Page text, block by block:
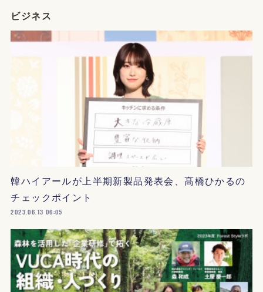
ビジネス
韓ハイアールが上半期新製品発表会、髙橋ひかるの
チェックポイント
2023.06.13 06:05